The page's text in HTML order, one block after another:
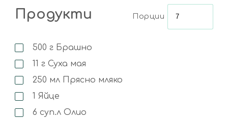
Продукти Порции
500 г Брашно
11 г Суха мая
250 мл Прясно мляко
1 Яйце
6 суп.л Олио